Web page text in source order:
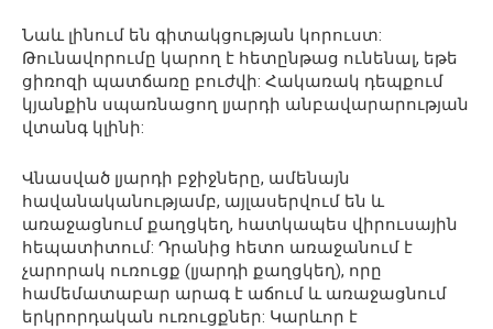
Նաև լինում են գիտակցության կորուստ:
Թունավորումը կարող է հետընթաց ունենալ, եթե
ցիռոզի պատճառը բուժվի: Հակառակ դեպքում
կյանքին սպառնացող լյարդի անբավարարության
վտանգ կլինի:
Վնասված լյարդի բջիջները, ամենայն
հավանականությամբ, այլասերվում են և
առաջացնում քաղցկեղ, հատկապես վիրուսային
հեպատիտում: Դրանից հետո առաջանում է
չարորակ ուռուցք (լյարդի քաղցկեղ), որը
համեմատաբար արագ է աճում և առաջացնում
երկրորդական ուռուցքներ: Կարևոր է